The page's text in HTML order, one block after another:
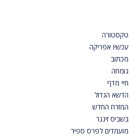
טקסטורה
עכשיו אפריקה
מכתוב
גומחה
חיי מדף
הדשא הגדול
המזרח החדש
בשביס זינגר
מועמדים לפרס ספיר